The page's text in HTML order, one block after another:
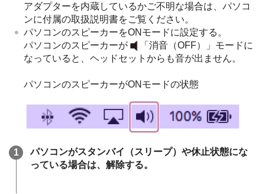
アダプターを内蔵しているかご不明な場合は、パソコ
ンに付属の取扱説明書をご覧ください。
パソコンのスピーカーをONモードに設定する。
パソコンのスピーカーが
「消音（OFF）」モードに
なっていると、ヘッドセットからも音が出ません。
パソコンのスピーカーがONモードの状態
パソコンがスタンバイ（スリープ）や休止状態にな
っている場合は、解除する。